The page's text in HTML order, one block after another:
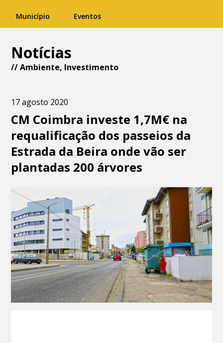
Município Eventos
Notícias
//Ambiente, Investimento
17 agosto 2020
CM Coimbra investe 1,7M€ na
requalificação dos passeios da
Estrada da Beira onde vão ser
plantadas 200 árvores